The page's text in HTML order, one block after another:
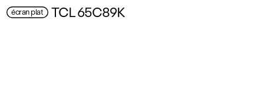
écran plat TCL 65C89K